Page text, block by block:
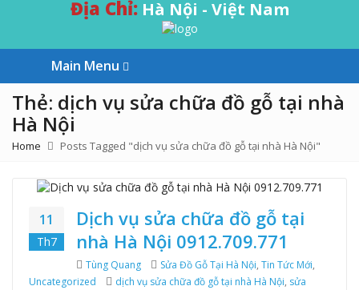
Địa Chỉ:Hà Nội - Việt Nam
Main Menu
Thẻ: dịch vụ sửa chữa đồ gỗ tại nhà
Hà Nội
Home Posts Tagged "dịch vụ sửa chữa đồ gỗ tại nhà Hà Nội"
11
Th7
Dịch vụ sửa chữa đồ gỗ tại
nhà Hà Nội 0912.709.771
Author
Tùng Quang Categories
Sửa Đồ Gỗ Tại Hà Nội, Tin Tức Mới,
Uncategorized
Tags
dịch vụ sửa chữa đồ gỗ tại nhà Hà Nội, sửa